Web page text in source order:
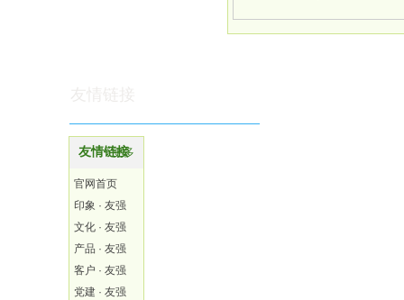
友情链接
更多
官网首页
印象 · 友强
文化 · 友强
产品 · 友强
客户 · 友强
党建 · 友强